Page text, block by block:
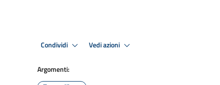
Condividi Vedi azioni
Argomenti: